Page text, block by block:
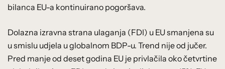
bilanca EU-a kontinuirano pogoršava.
Dolazna izravna strana ulaganja (FDI) u EU smanjena su
u smislu udjela u globalnom BDP-u. Trend nije od jučer.
Pred manje od deset godina EU je privlačila oko četvrtine